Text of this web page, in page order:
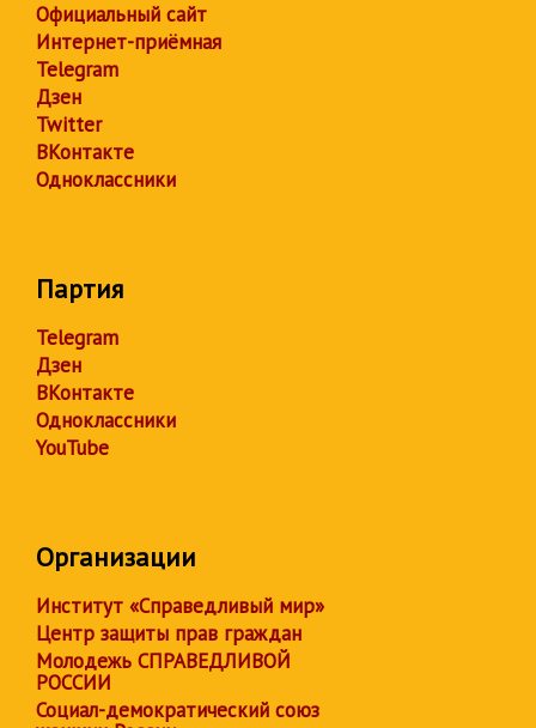
Официальный сайт
Интернет-приёмная
Telegram
Дзен
Twitter
ВКонтакте
Одноклассники
Партия
Telegram
Дзен
ВКонтакте
Одноклассники
YouTube
Организации
Институт «Справедливый мир»
Центр защиты прав граждан
Молодежь СПРАВЕДЛИВОЙ
РОССИИ
Социал-демократический союз